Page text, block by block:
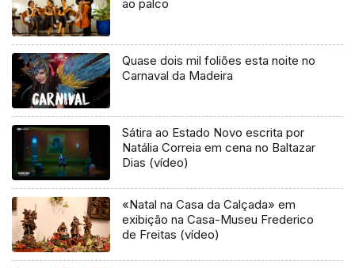
ao palco
Quase dois mil foliões esta noite no
Carnaval da Madeira
Sátira ao Estado Novo escrita por
Natália Correia em cena no Baltazar
Dias (vídeo)
«Natal na Casa da Calçada» em
exibição na Casa-Museu Frederico
de Freitas (vídeo)